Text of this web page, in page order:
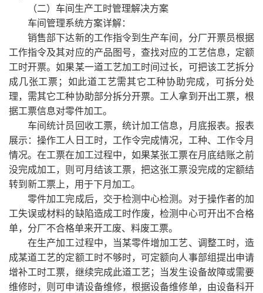
（二）车间生产工时管理解决方案
车间管理系统方案详解：
销售部下达新的工作指令到生产车间，分厂开票员根据
工作指令及其对应的产品图号，查找对应的工艺信息，定额
工时开票。如果某一道工艺加工时间过长，可把该工艺拆分
成几张工票；如此道工艺需其它工种协助完成，可拆分处
理，需其它工种协助部分拆分开票。工人拿到开出工票，根
据工票信息对零件加工。
车间统计员回收工票，统计加工信息，月底报表。报表
展示：操作工人日工时，工作令完成情况，工种、工作令月
情况。在工票在加工过程中，如果某张工票在月底结账之前
没完成加工，则可月结该工票，把这张工票没完成的定额结
转到新工票上，用于下月加工。
零件加工完成后，交于检测中心检测。对于操作者的加
工失误或材料的缺陷造成工时作废，检测中心可开出不合格
单，分厂不合格单来开工废、料废工票。
在生产加工过程中，当某零件增加工艺、调整工时，造
成某道工艺的定额工时不够时，可定额向人事部组提出申请
增补工时工票，继续完成此道工艺；当发生设备故障或需要
维修时，则可申请设备维修，根据设备维修单，由设备科开